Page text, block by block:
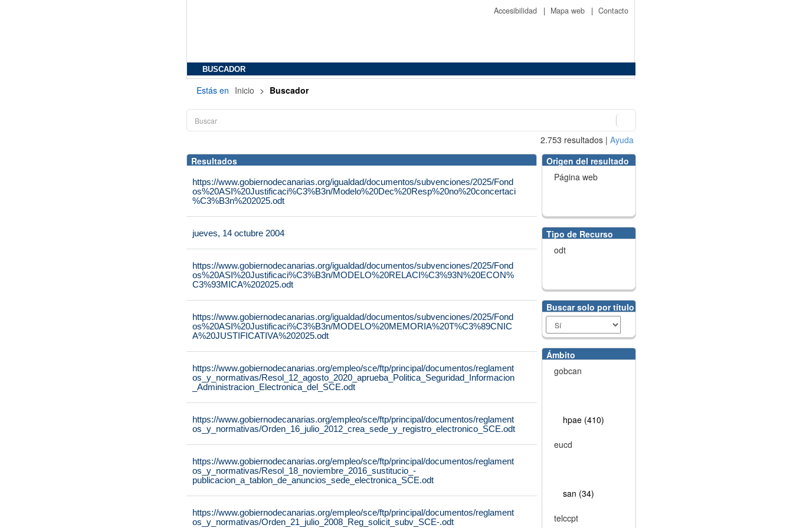
Accesibilidad | Mapa web | Contacto
BUSCADOR
Estás en Inicio > Buscador
2.753 resultados | Ayuda
Resultados
https://www.gobiernodecanarias.org/igualdad/documentos/subvenciones/2025/Fond
os%20ASI%20Justificaci%C3%B3n/Modelo%20Dec%20Resp%20no%20concertaci
%C3%B3n%202025.odt
jueves, 14 octubre 2004
https://www.gobiernodecanarias.org/igualdad/documentos/subvenciones/2025/Fond
os%20ASI%20Justificaci%C3%B3n/MODELO%20RELACI%C3%93N%20ECON%
C3%93MICA%202025.odt
https://www.gobiernodecanarias.org/igualdad/documentos/subvenciones/2025/Fond
os%20ASI%20Justificaci%C3%B3n/MODELO%20MEMORIA%20T%C3%89CNIC
A%20JUSTIFICATIVA%202025.odt
https://www.gobiernodecanarias.org/empleo/sce/ftp/principal/documentos/reglament
os_y_normativas/Resol_12_agosto_2020_aprueba_Politica_Seguridad_Informacion
_Administracion_Electronica_del_SCE.odt
https://www.gobiernodecanarias.org/empleo/sce/ftp/principal/documentos/reglament
os_y_normativas/Orden_16_julio_2012_crea_sede_y_registro_electronico_SCE.odt
https://www.gobiernodecanarias.org/empleo/sce/ftp/principal/documentos/reglament
os_y_normativas/Resol_18_noviembre_2016_sustitucio_-
publicacion_a_tablon_de_anuncios_sede_electronica_SCE.odt
https://www.gobiernodecanarias.org/empleo/sce/ftp/principal/documentos/reglament
os_y_normativas/Orden_21_julio_2008_Reg_solicit_subv_SCE-.odt
Origen del resultado
Página web
Tipo de Recurso
odt
Buscar solo por título
Ámbito
gobcan
hpae (410)
eucd
san (34)
telccpt